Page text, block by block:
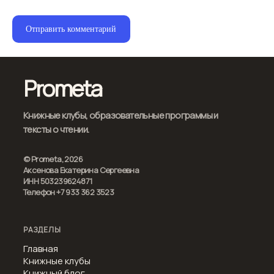
Prometa
Книжные клубы, образовательные программы и
тексты о чтении.
© Prometa, 2026
Аксенова Екатерина Сергеевна
ИНН 503239624871
Телефон +7 933 362 3523
РАЗДЕЛЫ
Главная
Книжные клубы